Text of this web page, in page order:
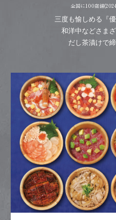
全国に100店舗
三度も愉しめる『
和洋中などさま
だし茶漬けで